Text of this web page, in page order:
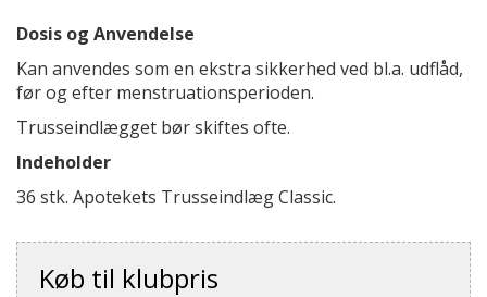
Dosis og Anvendelse
Kan anvendes som en ekstra sikkerhed ved bl.a. udflåd,
før og efter menstruationsperioden.
Trusseindlægget bør skiftes ofte.
Indeholder
36 stk. Apotekets Trusseindlæg Classic.
Køb til klubpris